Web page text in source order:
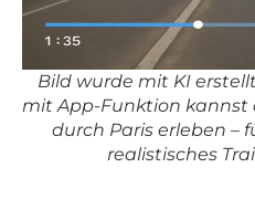
Bild wurde mit KI
mit App-Funktion kannst
durch Paris erleben –
realistisches